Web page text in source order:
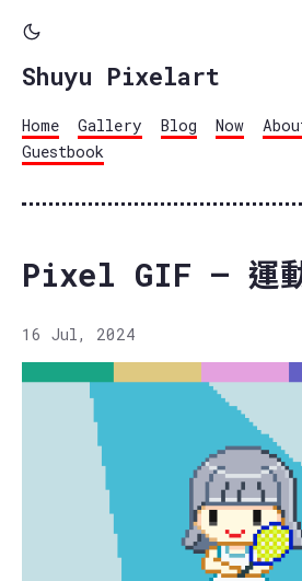
Shuyu Pixelart
Home Gallery Blog Now
Guestbook
Pixel GIF – 運
16 Jul, 2024